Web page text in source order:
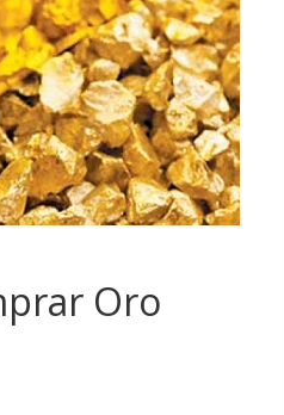
Oro